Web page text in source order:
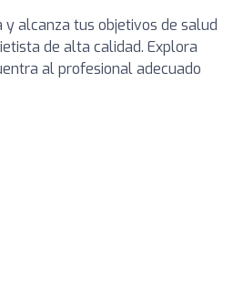
y alcanza tus objetivos de salud
de alta calidad. Explora
al profesional adecuado